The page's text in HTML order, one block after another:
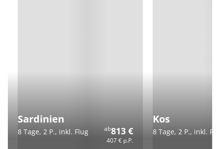
Sardinien
8 Tage, 2 P., inkl. Flug ab813 €
407 € p.P.
Kos
8 Tage, 2 P., inkl.